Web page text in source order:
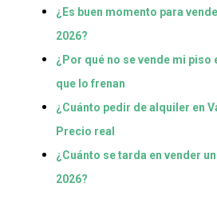
¿Es buen momento para
2026?
¿Por qué no se vende mi piso
que lo frenan
¿Cuánto pedir de alquiler en
Precio real
¿Cuánto se tarda en vender
2026?